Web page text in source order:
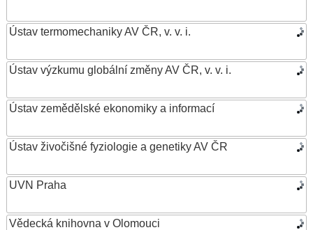
Ústav termomechaniky AV ČR, v. v. i.
Ústav výzkumu globální změny AV ČR, v. v. i.
Ústav zemědělské ekonomiky a informací
Ústav živočišné fyziologie a genetiky AV ČR
UVN Praha
Vědecká knihovna v Olomouci